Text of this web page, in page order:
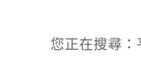
您正在搜尋：